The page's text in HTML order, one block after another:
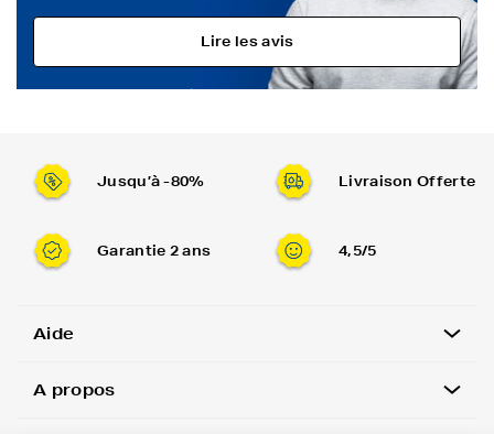
Lire les avis
Jusqu’à -80% Livraison Offerte
Garantie 2 ans 4,5/5
Aide
A propos